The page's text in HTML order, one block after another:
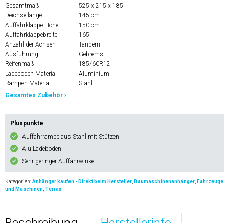
Gesamtmaß
525 x 215 x 185
Deichsellänge
145 cm
Auffahrklappe Höhe
150 cm
Auffahrklappebreite
165
Anzahl der Achsen
Tandem
Ausführung
Gebremst
Reifenmaß
185/60R12
Ladeboden Material
Aluminium
Rampen Material
Stahl
Gesamtes Zubehör ›
Pluspunkte
Auffahrrampe aus Stahl mit Stützen
Alu Ladeboden
Sehr geringer Auffahrwinkel
Kategorien:Anhänger kaufen - Direkt beim Hersteller Baumaschinenanhänger Fahrzeuge
und Maschinen Terrax